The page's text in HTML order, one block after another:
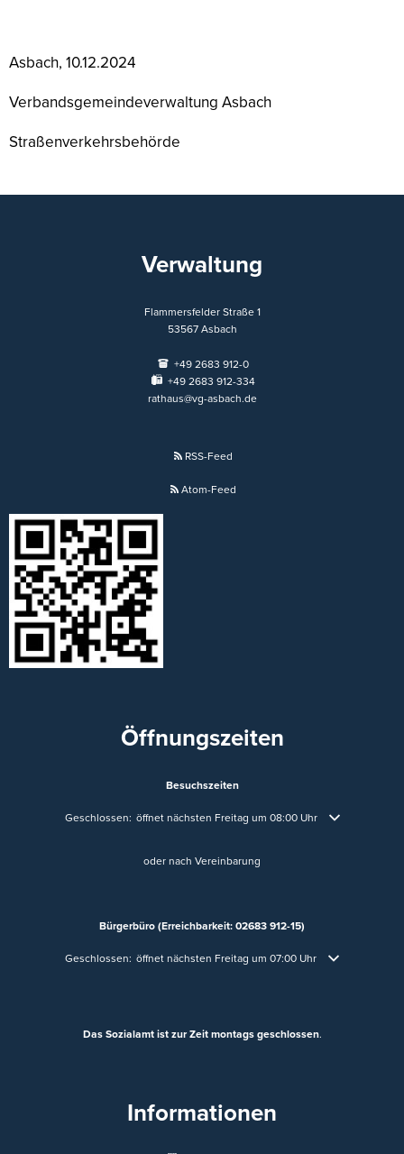
Asbach, 10.12.2024
Verbandsgemeindeverwaltung Asbach
Straßenverkehrsbehörde
Verwaltung
Flammersfelder Straße 1
53567 Asbach
+49 2683 912-0
+49 2683 912-334
rathaus@vg-asbach.de
RSS-Feed
Atom-Feed
Öffnungszeiten
Besuchszeiten
Klicken, um weitere Öffnungs- oder Schließzeiten auszublenden
Geschlossen: öffnet nächsten Freitag um 08:00 Uhr
oder nach Vereinbarung
Bürgerbüro (Erreichbarkeit: 02683 912-15)
Klicken, um weitere Öffnungs- oder Schließzeiten auszublenden
Geschlossen: öffnet nächsten Freitag um 07:00 Uhr
Das Sozialamt ist zur Zeit montags geschlossen.
Informationen